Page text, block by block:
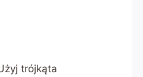
trójkąta